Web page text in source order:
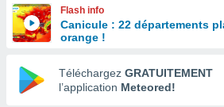
Flash info
Canicule : 22 départements
orange !
Téléchargez GRATUITEMENT
l’application Meteored!